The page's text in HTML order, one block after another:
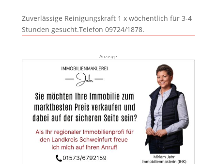
Zuverlässige Reinigungskraft 1 x wöchentlich für 3-4
Stunden gesucht.Telefon 09724/1878.
Anzeige